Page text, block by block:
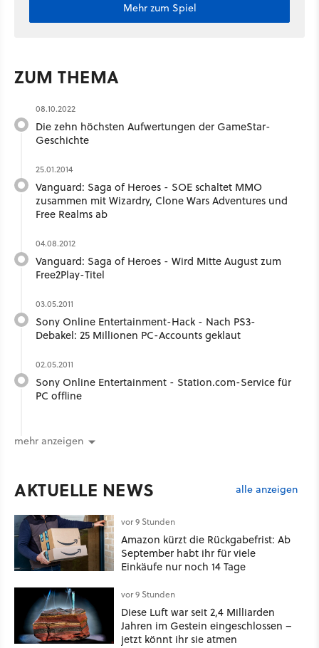
Mehr zum Spiel
ZUM THEMA
08.10.2022
Die zehn höchsten Aufwertungen der GameStar-
Geschichte
25.01.2014
Vanguard: Saga of Heroes - SOE schaltet MMO
zusammen mit Wizardry, Clone Wars Adventures und
Free Realms ab
04.08.2012
Vanguard: Saga of Heroes - Wird Mitte August zum
Free2Play-Titel
03.05.2011
Sony Online Entertainment-Hack - Nach PS3-
Debakel: 25 Millionen PC-Accounts geklaut
02.05.2011
Sony Online Entertainment - Station.com-Service für
PC offline
mehr anzeigen
AKTUELLE NEWS alle anzeigen
vor 9 Stunden
Amazon kürzt die Rückgabefrist: Ab
September habt ihr für viele
Einkäufe nur noch 14 Tage
vor 9 Stunden
Diese Luft war seit 2,4 Milliarden
Jahren im Gestein eingeschlossen –
jetzt könnt ihr sie atmen